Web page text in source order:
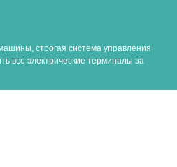
строгая система управления
все электрические терминалы за